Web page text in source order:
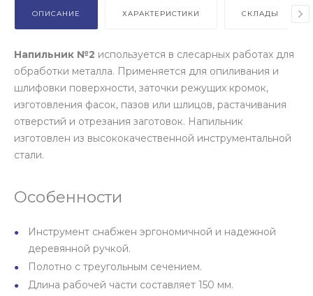
ОПИСАНИЕ ХАРАКТЕРИСТИКИ СКЛАДЫ
Напильник №2 используется в слесарных работах для
обработки металла. Применяется для опиливания и
шлифовки поверхности, заточки режущих кромок,
изготовления фасок, пазов или шлицов, растачивания
отверстий и отрезания заготовок. Напильник
изготовлен из высококачественной инструментальной
стали.
Особенности
Инструмент снабжен эргономичной и надежной
деревянной ручкой.
Полотно с треугольным сечением.
Длина рабочей части составляет 150 мм.